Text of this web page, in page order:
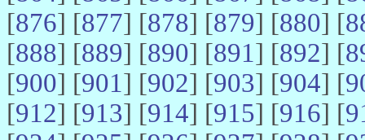
[876] [877] [878] [879] [880] [
[888] [889] [890] [891] [892] [
[900] [901] [902] [903] [904] [
[912] [913] [914] [915] [916] [